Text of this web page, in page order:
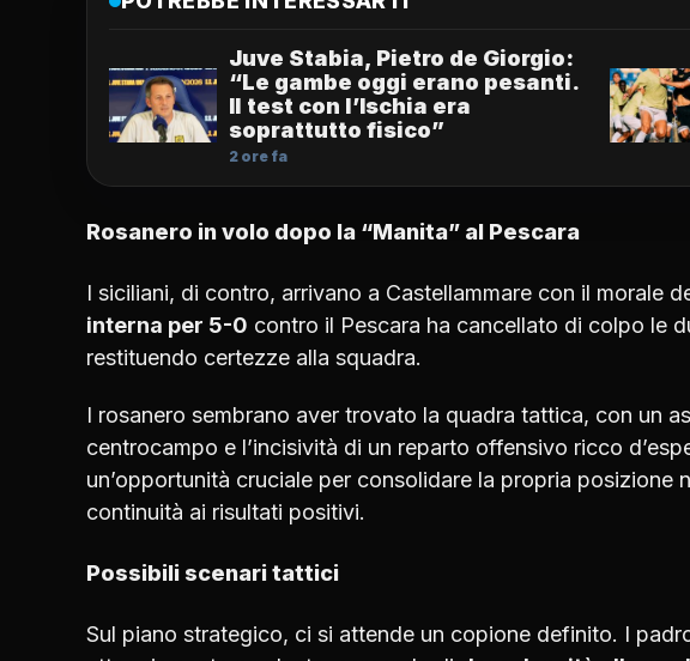
Juve Stabia, Pietro de Giorgio:
“Le gambe oggi erano pesanti.
Il test con l’Ischia era
soprattutto fisico”
2 ore fa
Rosanero in volo dopo la “Manita” al Pescara
I siciliani, di contro, arrivano a Castellammare con il morale
interna per 5-0 contro il Pescara ha cancellato di colpo le
restituendo certezze alla squadra.
I rosanero sembrano aver trovato la quadra tattica, con un
centrocampo e l’incisività di un reparto offensivo ricco
un’opportunità cruciale per consolidare la propria posizione
continuità ai risultati positivi.
Possibili scenari tattici
Sul piano strategico, ci si attende un copione definito. I